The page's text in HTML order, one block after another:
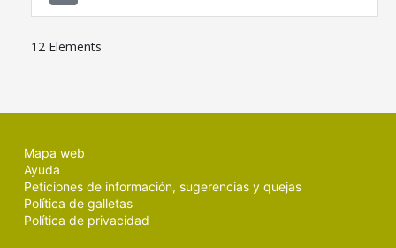
12 Elements
Mapa web
Ayuda
Peticiones de información, sugerencias y quejas
Política de galletas
Política de privacidad